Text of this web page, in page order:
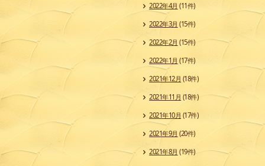
2022年4月 (11件)
2022年3月 (15件)
2022年2月 (15件)
2022年1月 (17件)
2021年12月 (18件)
2021年11月 (18件)
2021年10月 (17件)
2021年9月 (20件)
2021年8月 (19件)